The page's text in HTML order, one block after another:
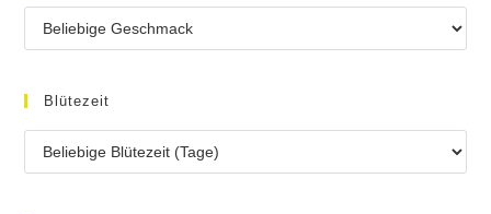
Blütezeit